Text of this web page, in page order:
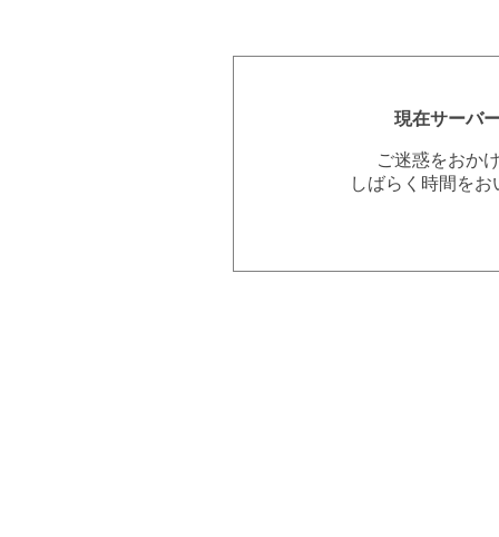
現在サーバ
ご迷惑をおか
しばらく時間を